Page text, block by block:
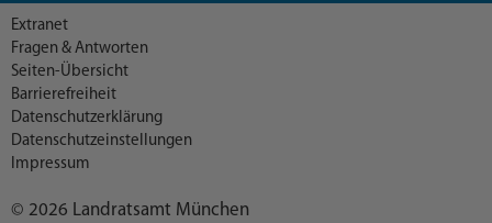
© 2026 Landratsamt München
Extranet
Fragen & Antworten
Seiten-Übersicht
Barrierefreiheit
Datenschutzerklärung
Datenschutzeinstellungen
Impressum